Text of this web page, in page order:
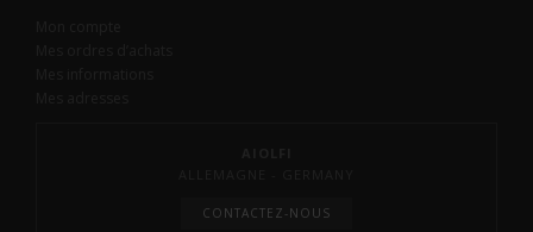
CONTACTEZ-NOUS